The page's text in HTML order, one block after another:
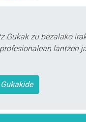
Gukak zu bezalako
lantzen